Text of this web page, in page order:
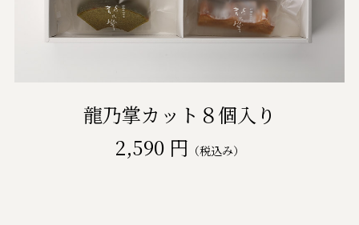
龍乃掌カット８個入り
2,590 円 （税込み）